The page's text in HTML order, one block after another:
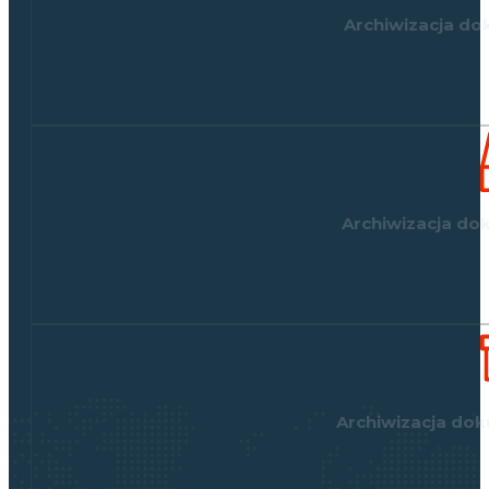
Archiwizacja
Archiwizacja
Archiwizacja